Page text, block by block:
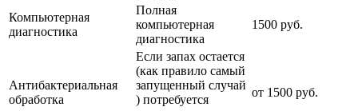
Компьютерная
диагностика
Полная
компьютерная
диагностика
1500 руб.
Антибактериальная
обработка
Если запах остается
(как правило самый
запущенный случай
) потребуется
от 1500 руб.